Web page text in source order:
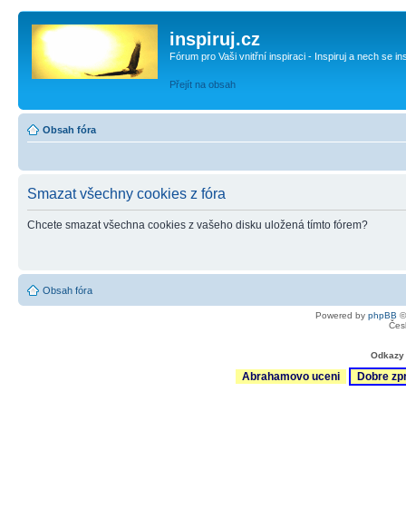
inspiruj.cz
Fórum pro Vaši vnitřní inspiraci - Inspiruj a nech se
Přejít na obsah
Obsah fóra
Smazat všechny cookies z fóra
Chcete smazat všechna cookies z vašeho disku uložená tímto fórem?
Obsah fóra
Powered by phpBB
Abrahamovo uceni Dobre